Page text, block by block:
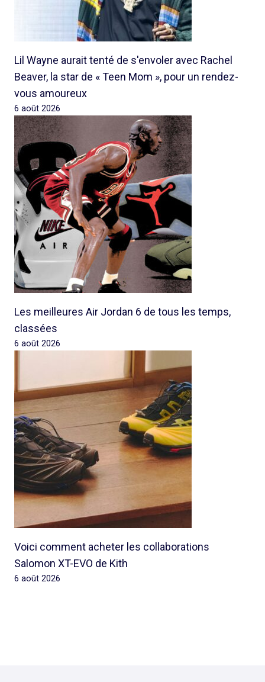
Lil Wayne aurait tenté de s'envoler avec Rachel
Beaver, la star de « Teen Mom », pour un rendez-
vous amoureux
6 août 2026
Les meilleures Air Jordan 6 de tous les temps,
classées
6 août 2026
Voici comment acheter les collaborations
Salomon XT-EVO de Kith
6 août 2026